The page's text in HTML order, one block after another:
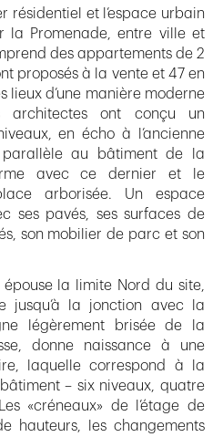
résidentiel et l’espace urbain
la Promenade, entre ville et
des appartements de 2
proposés à la vente et 47 en
lieux d’une manière moderne
architectes ont conçu un
en écho à l’ancienne
au bâtiment de la
avec ce dernier et le
arborisée. Un espace
ses pavés, ses surfaces de
son mobilier de parc et son
la limite Nord du site,
jusqu’à la jonction avec la
légèrement brisée de la
donne naissance à une
laquelle correspond à la
– six niveaux, quatre
«créneaux» de l’étage de
hauteurs, les changements